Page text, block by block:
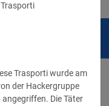
Trasporti wurde am
der Hackergruppe
Die Täter